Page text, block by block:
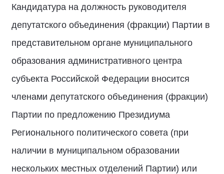
Кандидатура на должность руководителя
депутатского объединения (фракции) Партии в
представительном органе муниципального
образования административного центра
субъекта Российской Федерации вносится
членами депутатского объединения (фракции)
Партии по предложению Президиума
Регионального политического совета (при
наличии в муниципальном образовании
нескольких местных отделений Партии) или